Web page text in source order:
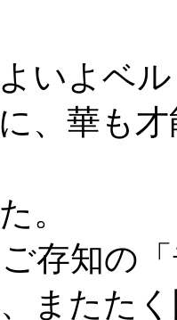
いよベ
、華も
。
存知の
またた